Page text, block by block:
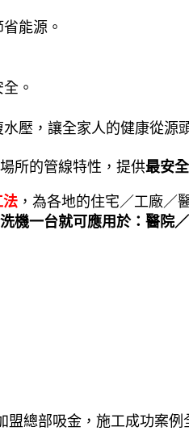
能源。
。
壓，讓全家人的健康從源
所的管線特性，提供最安
法 ，為各地的住宅／工廠／
機一台就可應用於：醫院
總部吸金，施工成功案